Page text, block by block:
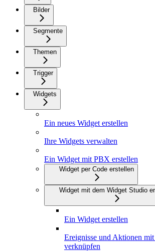
Bilder
Segmente
Themen
Trigger
Widgets
Ein neues Widget erstellen
Ihre Widgets verwalten
Ein Widget mit PBX erstellen
Widget per Code erstellen
Widget mit dem Widget Studio
Ein Widget erstellen
Ereignisse und Aktionen
verknüpfen